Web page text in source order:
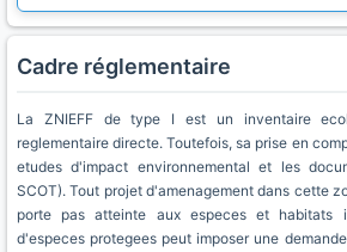
Cadre réglementaire
La ZNIEFF de type I est un inventaire
reglementaire directe. Toutefois, sa prise en
etudes d'impact environnemental et les
SCOT). Tout projet d'amenagement dans cette
porte pas atteinte aux especes et habitats
d'especes protegees peut imposer une